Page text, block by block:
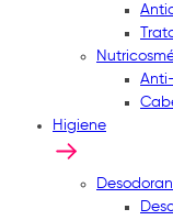
Higiene